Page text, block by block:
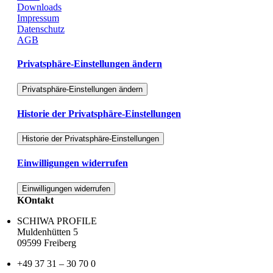
Downloads
Impressum
Datenschutz
AGB
Privatsphäre-Einstellungen ändern
Privatsphäre-Einstellungen ändern
Historie der Privatsphäre-Einstellungen
Historie der Privatsphäre-Einstellungen
Einwilligungen widerrufen
Einwilligungen widerrufen
KOntakt
SCHIWA PROFILE
Muldenhütten 5
09599 Freiberg
+49 37 31 – 30 70 0